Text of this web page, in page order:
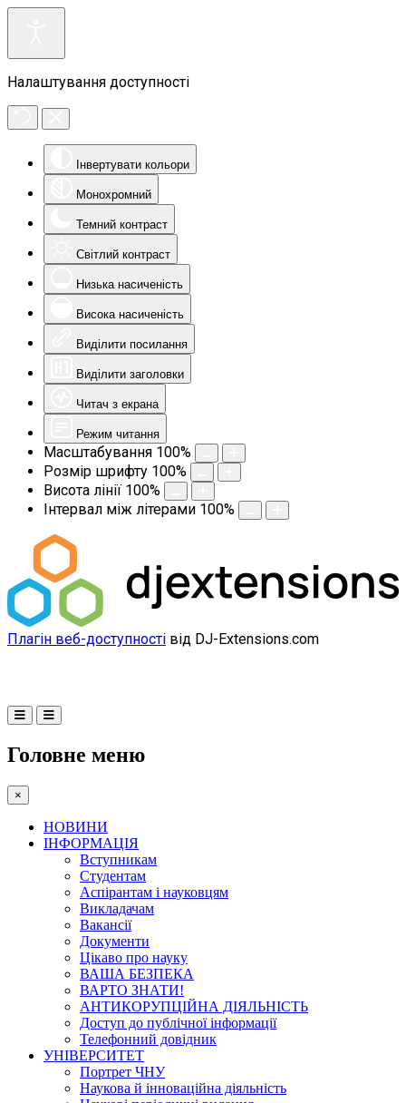
Налаштування доступності
Інвертувати кольори
Монохромний
Темний контраст
Світлий контраст
Низька насиченість
Висока насиченість
Виділити посилання
Виділити заголовки
Читач з екрана
Режим читання
Масштабування 100%
Розмір шрифту 100%
Висота лінії 100%
Інтервал між літерами 100%
Плагін веб-доступності від DJ-Extensions.com
Головне меню
×
НОВИНИ
ІНФОРМАЦІЯ
Вступникам
Студентам
Аспірантам і науковцям
Викладачам
Вакансії
Документи
Цікаво про науку
ВАША БЕЗПЕКА
ВАРТО ЗНАТИ!
АНТИКОРУПЦІЙНА ДІЯЛЬНІСТЬ
Доступ до публічної інформації
Телефонний довідник
УНІВЕРСИТЕТ
Портрет ЧНУ
Наукова й інноваційна діяльність